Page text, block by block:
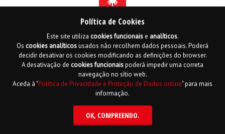
Política de Cookies
Este site utiliza cookiesfuncionaise analíticos.
Os cookies analíticosusados não recolhem dados pessoais. Poderá
decidir desativar os cookies modificando as definições do browser.
A desativação de cookiesfuncionaispoderá impedir uma correta
navegação no sítio web.
Aceda à "Política de Privacidade e Proteção de Dados online" para mais
informação.
OK, COMPREENDO.
Fundada em 1941
Membro Honorário da Ordem de Benemerência - 1966
Membro Honorário da Ordem de Cristo - 2006
Ordem do Infante D. Henrique - 2016
Livro de reclamações online
Política de Privacidade e Proteção de Dados
English
Copyright LPCC 2015 Desenvolvido porHi INTERACTIVE
porPTisp